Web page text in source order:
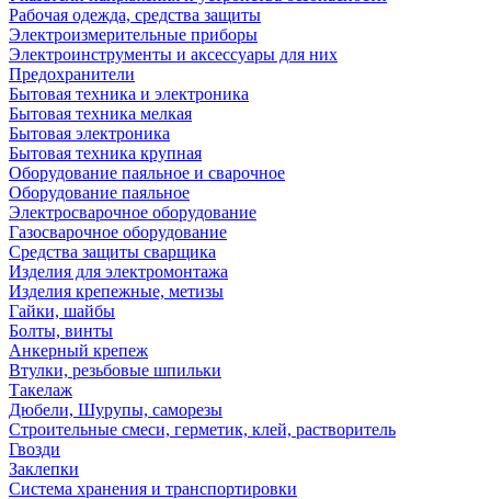
Рабочая одежда, средства защиты
Электроизмерительные приборы
Электроинструменты и аксессуары для них
Предохранители
Бытовая техника и электроника
Бытовая техника мелкая
Бытовая электроника
Бытовая техника крупная
Оборудование паяльное и сварочное
Оборудование паяльное
Электросварочное оборудование
Газосварочное оборудование
Средства защиты сварщика
Изделия для электромонтажа
Изделия крепежные, метизы
Гайки, шайбы
Болты, винты
Анкерный крепеж
Втулки, резьбовые шпильки
Такелаж
Дюбели, Шурупы, саморезы
Строительные смеси, герметик, клей, растворитель
Гвозди
Заклепки
Система хранения и транспортировки